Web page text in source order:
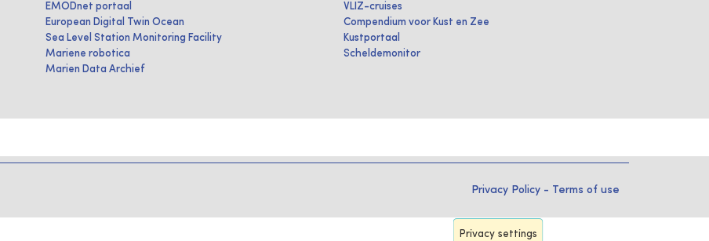
EMODnet portaal
European Digital Twin Ocean
Sea Level Station Monitoring Facility
Mariene robotica
Marien Data Archief
VLIZ-cruises
Compendium voor Kust en Zee
Kustportaal
Scheldemonitor
Privacy Policy - Terms of use
Privacy settings